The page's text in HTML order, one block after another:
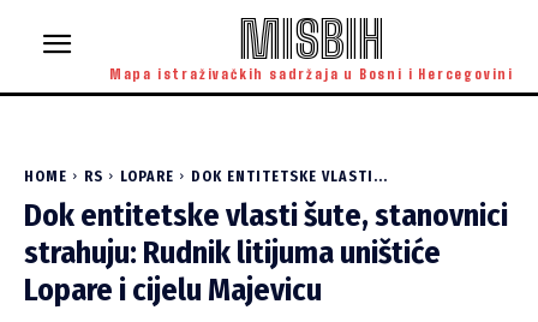
MISBIH
Mapa istraživačkih sadržaja u Bosni i Hercegovini
HOME RS LOPARE DOK ENTITETSKE VLASTI...
Dok entitetske vlasti šute, stanovnici
strahuju: Rudnik litijuma uništiće
Lopare i cijelu Majevicu